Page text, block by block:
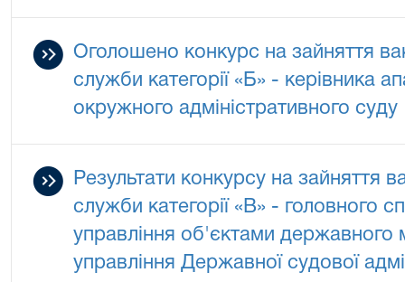
Оголошено конкурс на зайняття
служби категорії «Б» - керівника
окружного адміністративного суду
Результати конкурсу на зайняття
служби категорії «В» - головного
управління об'єктами державного
управління Державної судової